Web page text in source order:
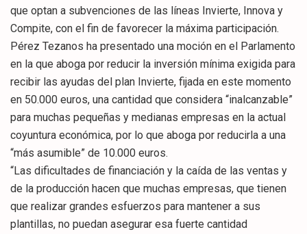
que optan a subvenciones de las líneas Invierte, Innova y
Compite, con el fin de favorecer la máxima participación.
Pérez Tezanos ha presentado una moción en el Parlamento
en la que aboga por reducir la inversión mínima exigida para
recibir las ayudas del plan Invierte, fijada en este momento
en 50.000 euros, una cantidad que considera “inalcanzable”
para muchas pequeñas y medianas empresas en la actual
coyuntura económica, por lo que aboga por reducirla a una
“más asumible” de 10.000 euros.
“Las dificultades de financiación y la caída de las ventas y
de la producción hacen que muchas empresas, que tienen
que realizar grandes esfuerzos para mantener a sus
plantillas, no puedan asegurar esa fuerte cantidad